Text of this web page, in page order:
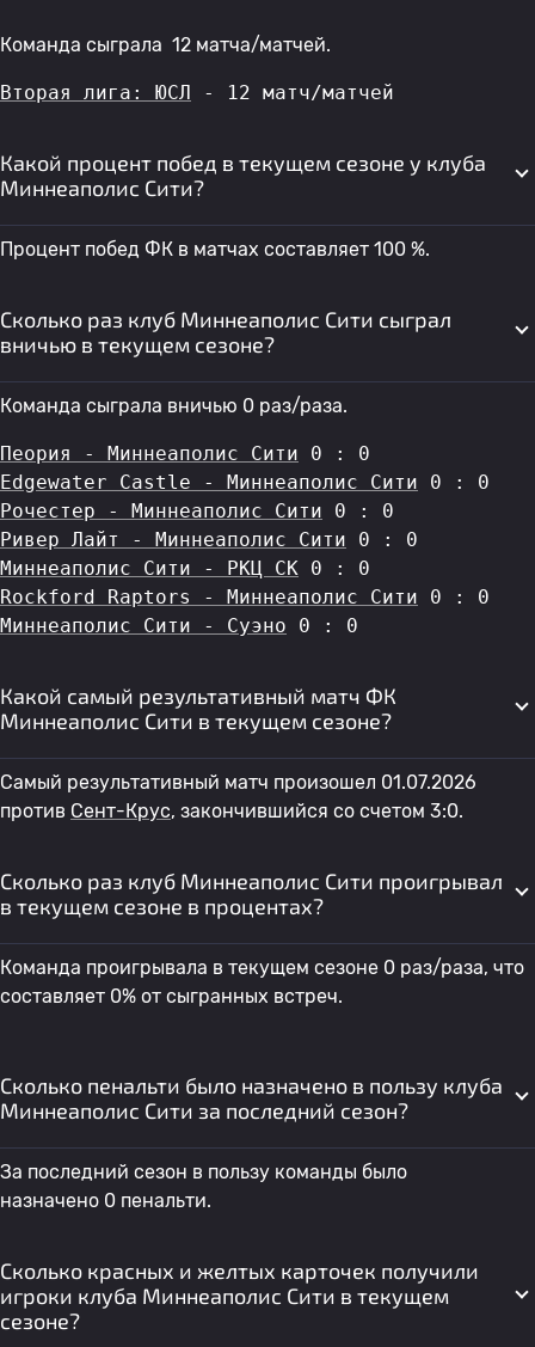
Команда сыграла 12 матча/матчей.
Вторая лига: ЮСЛ - 12 матч/матчей
Какой процент побед в текущем сезоне у клуба
Миннеаполис Сити?
Процент побед ФК в матчах составляет 100 %.
Сколько раз клуб Миннеаполис Сити сыграл
вничью в текущем сезоне?
Команда сыграла вничью 0 раз/раза.
Пеория - Миннеаполис Сити 0 : 0
Edgewater Castle - Миннеаполис Сити 0 : 0
Рочестер - Миннеаполис Сити 0 : 0
Ривер Лайт - Миннеаполис Сити 0 : 0
Миннеаполис Сити - РКЦ СК 0 : 0
Rockford Raptors - Миннеаполис Сити 0 : 0
Миннеаполис Сити - Суэно 0 : 0
Какой самый результативный матч ФК
Миннеаполис Сити в текущем сезоне?
Самый результативный матч произошел 01.07.2026
против Сент-Крус, закончившийся со счетом 3:0.
Сколько раз клуб Миннеаполис Сити проигрывал
в текущем сезоне в процентах?
Команда проигрывала в текущем сезоне 0 раз/раза, что
составляет 0% от сыгранных встреч.
Сколько пенальти было назначено в пользу клуба
Миннеаполис Сити за последний сезон?
За последний сезон в пользу команды было
назначено 0 пенальти.
Сколько красных и желтых карточек получили
игроки клуба Миннеаполис Сити в текущем
сезоне?